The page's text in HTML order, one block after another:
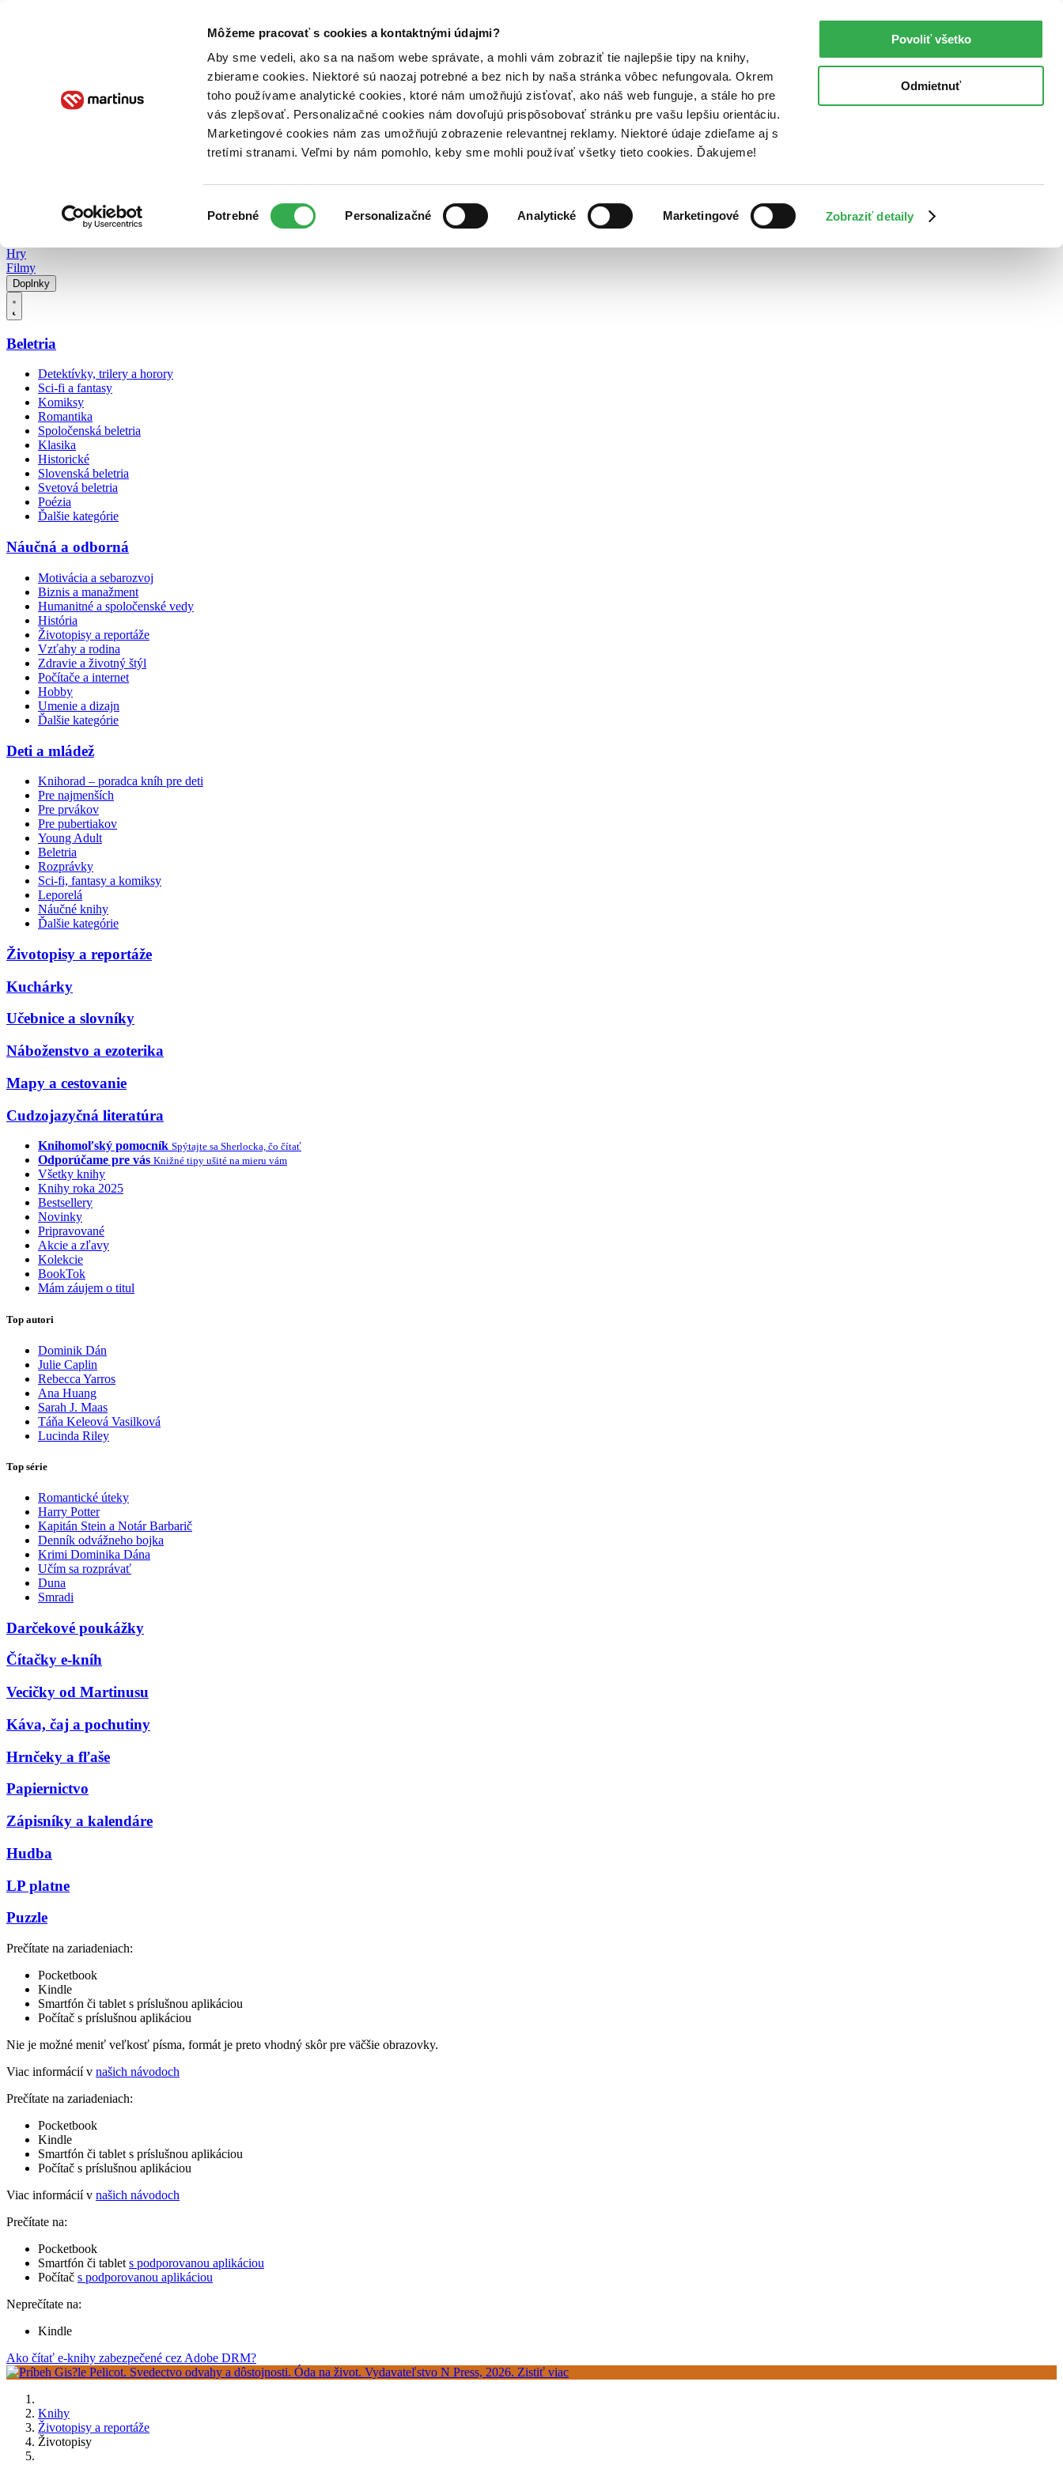
Môžeme pracovať s cookies a kontaktnými údajmi?
Aby sme vedeli, ako sa na našom webe správate, a mohli vám zobraziť tie najlepšie tipy na knihy,
zbierame cookies. Niektoré sú naozaj potrebné a bez nich by naša stránka vôbec nefungovala. Okrem
toho používame analytické cookies, ktoré nám umožňujú zisťovať, ako náš web funguje, a stále ho pre
vás zlepšovať. Personalizačné cookies nám dovoľujú prispôsobovať stránku pre vašu lepšiu orientáciu.
Marketingové cookies nám zas umožňujú zobrazenie relevantnej reklamy. Niektoré údaje zdieľame aj s
tretími stranami. Veľmi by nám pomohlo, keby sme mohli používať všetky tieto cookies. Ďakujeme!
súhlasu
Potrebné Personalizačné Analytické Marketingové Zobraziť detaily
Povoliť všetko
Odmietnuť
Poukážky Kontakt
Hry
Filmy
Doplnky
Beletria
Detektívky, trilery a horory
Sci-fi a fantasy
Komiksy
Romantika
Spoločenská beletria
Klasika
Historické
Slovenská beletria
Svetová beletria
Poézia
Ďalšie kategórie
Náučná a odborná
Motivácia a sebarozvoj
Biznis a manažment
Humanitné a spoločenské vedy
História
Životopisy a reportáže
Vzťahy a rodina
Zdravie a životný štýl
Počítače a internet
Hobby
Umenie a dizajn
Ďalšie kategórie
Deti a mládež
Knihorad – poradca kníh pre deti
Pre najmenších
Pre prvákov
Pre pubertiakov
Young Adult
Beletria
Rozprávky
Sci-fi, fantasy a komiksy
Leporelá
Náučné knihy
Ďalšie kategórie
Životopisy a reportáže
Kuchárky
Učebnice a slovníky
Náboženstvo a ezoterika
Mapy a cestovanie
Cudzojazyčná literatúra
Knihomoľský pomocník Spýtajte sa Sherlocka, čo čítať
Odporúčame pre vás Knižné tipy ušité na mieru vám
Všetky knihy
Knihy roka 2025
Bestsellery
Novinky
Pripravované
Akcie a zľavy
Kolekcie
BookTok
Mám záujem o titul
Top autori
Dominik Dán
Julie Caplin
Rebecca Yarros
Ana Huang
Sarah J. Maas
Táňa Keleová Vasilková
Lucinda Riley
Top série
Romantické úteky
Harry Potter
Kapitán Stein a Notár Barbarič
Denník odvážneho bojka
Krimi Dominika Dána
Učím sa rozprávať
Duna
Smradi
Darčekové poukážky
Čítačky e-kníh
Vecičky od Martinusu
Káva, čaj a pochutiny
Hrnčeky a fľaše
Papiernictvo
Zápisníky a kalendáre
Hudba
LP platne
Puzzle
Prečítate na zariadeniach:
Pocketbook
Kindle
Smartfón či tablet s príslušnou aplikáciou
Počítač s príslušnou aplikáciou
Nie je možné meniť veľkosť písma, formát je preto vhodný skôr pre väčšie obrazovky.
Viac informácií v našich návodoch
Prečítate na zariadeniach:
Pocketbook
Kindle
Smartfón či tablet s príslušnou aplikáciou
Počítač s príslušnou aplikáciou
Viac informácií v našich návodoch
Prečítate na:
Pocketbook
Smartfón či tablet s podporovanou aplikáciou
Počítač s podporovanou aplikáciou
Neprečítate na:
Kindle
Ako čítať e-knihy zabezpečené cez Adobe DRM?
Knihy
Životopisy a reportáže
Životopisy